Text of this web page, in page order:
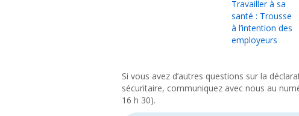
Travailler à sa
santé : Trousse
à l’intention des
employeurs
Si vous avez d’autres questions sur la
sécuritaire, communiquez avec nous au
16 h 30).